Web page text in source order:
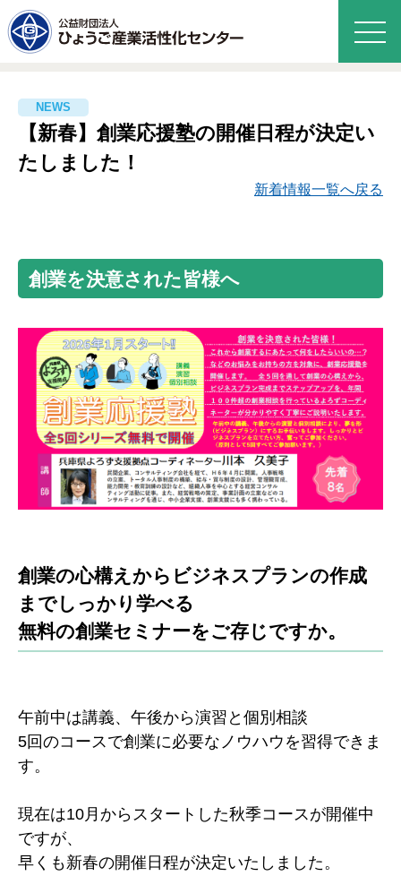
【新春】創業応援塾の開催日程が決定い
たしました！
新着情報一覧へ戻る
創業を決意された皆様へ
創業の心構えからビジネスプランの作成
までしっかり学べる
無料の創業セミナーをご存じですか。
午前中は講義、午後から演習と個別相談
5回のコースで創業に必要なノウハウを習得できま
す。
現在は10月からスタートした秋季コースが開催中
ですが、
早くも新春の開催日程が決定いたしました。